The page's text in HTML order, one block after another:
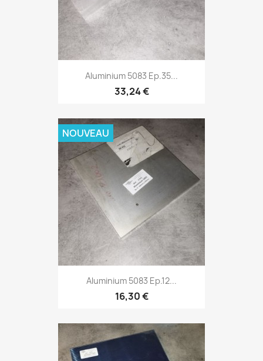
Aluminium 5083 Ep.35...
33,24 €
Aluminium 5083 Ep.12...
16,30 €
NOUVEAU